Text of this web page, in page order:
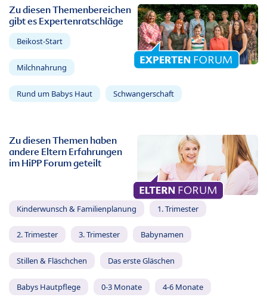
Zu diesen Themenbereichen
gibt es Expertenratschläge
Beikost-Start
Milchnahrung
Rund um Babys Haut Schwangerschaft
Zu diesen Themen haben
andere Eltern Erfahrungen
im HiPP Forum geteilt
Kinderwunsch & Familienplanung 1. Trimester
2. Trimester 3. Trimester Babynamen
Stillen & Fläschchen Das erste Gläschen
Babys Hautpflege 0-3 Monate 4-6 Monate